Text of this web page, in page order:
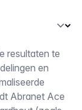
resultaten te
en
Abranet Ace